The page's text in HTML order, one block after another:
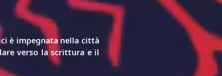
è impegnata nella città
verso la scrittura e il